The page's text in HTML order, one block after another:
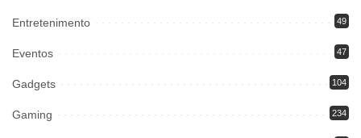
Entretenimento 49
Eventos 47
Gadgets 104
Gaming 234